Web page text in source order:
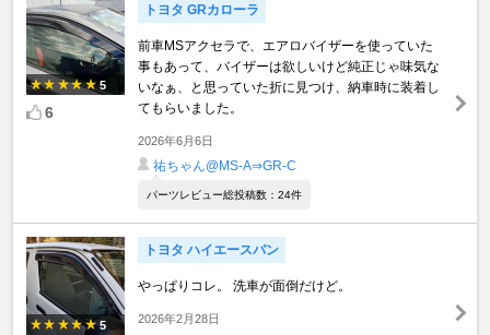
5
6
トヨタ GRカローラ
前車MSアクセラで、エアロバイザーを使っていた
事もあって、バイザーは欲しいけど純正じゃ味気な
いなぁ、と思っていた折に見つけ、納車時に装着し
てもらいました。
2026年6月6日
祐ちゃん@MS-A⇒GR-C
パーツレビュー総投稿数：24件
5
トヨタ ハイエースバン
やっぱりコレ。 洗車が面倒だけど。
2026年2月28日